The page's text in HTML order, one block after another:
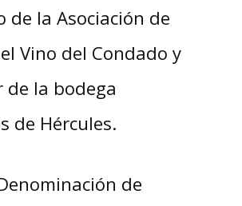
de la Asociación de
Vino del Condado y
la bodega
de Hércules.
de